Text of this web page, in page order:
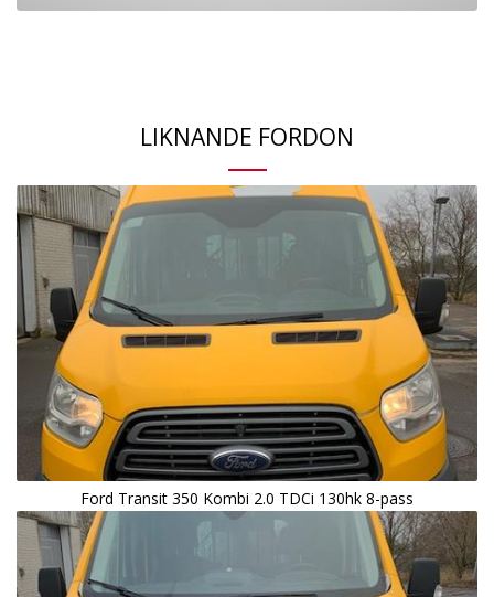
LIKNANDE FORDON
Ford Transit 350 Kombi 2.0 TDCi 130hk 8-pass